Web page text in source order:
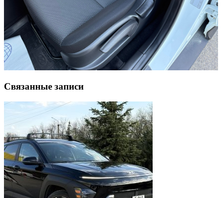
Связанные записи